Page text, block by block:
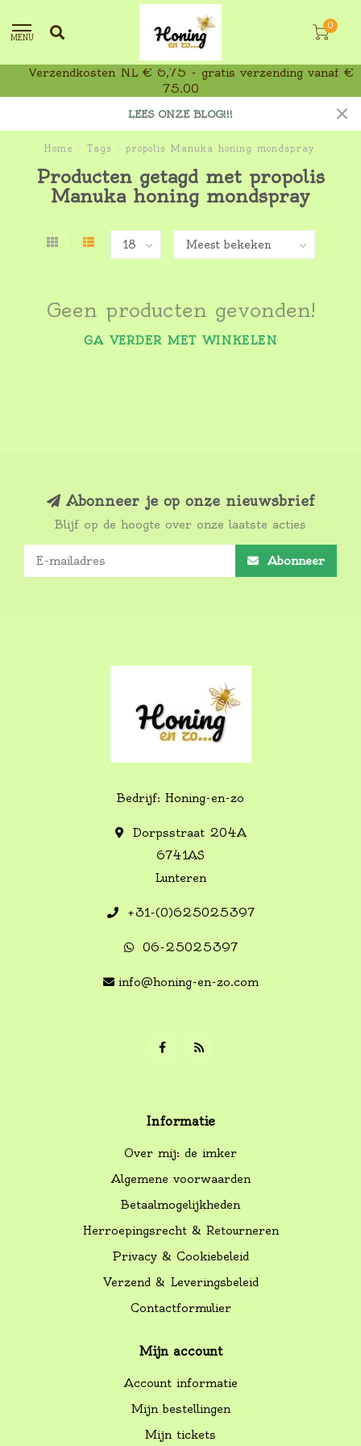
MENU
0
Verzendkosten NL € 6,75 - gratis verzending vanaf €
75,00
LEES ONZE BLOG!!!
Home / Tags / propolis Manuka honing mondspray
Producten getagd met propolis
Manuka honing mondspray
Geen producten gevonden!
GA VERDER MET WINKELEN
Abonneer je op onze nieuwsbrief
Blijf op de hoogte over onze laatste acties
Abonneer
Bedrijf: Honing-en-zo
Dorpsstraat 204A
6741AS
Lunteren
+31-(0)625025397
06-25025397
info@honing-en-zo.com
Informatie
Over mij: de imker
Algemene voorwaarden
Betaalmogelijkheden
Herroepingsrecht & Retourneren
Privacy & Cookiebeleid
Verzend & Leveringsbeleid
Contactformulier
Mijn account
Account informatie
Mijn bestellingen
Mijn tickets